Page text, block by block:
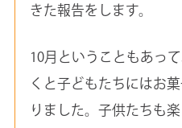
きた報告をします。
10月ということもあっ
くと子どもたちにはお
りました。子供たちも